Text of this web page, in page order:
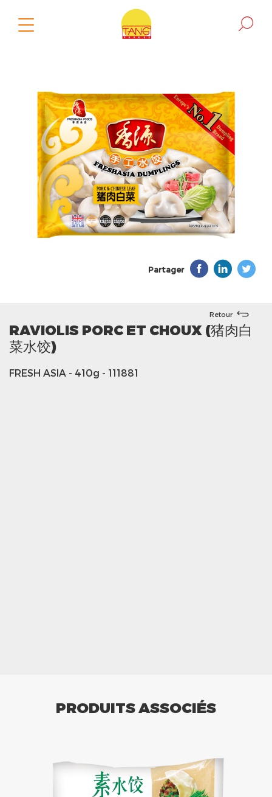
Partager
Retour
RAVIOLIS PORC ET CHOUX (猪肉白
菜水饺)
FRESH ASIA - 410g - 111881
PRODUITS ASSOCIÉS